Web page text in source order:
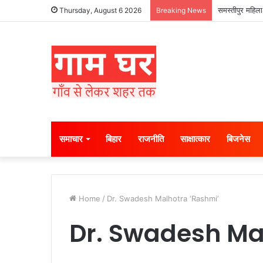
Thursday, August 6 2026 Breaking News समस्तीपुर
समाचार बिहार राजनीति साक्षात्कार बिजनेस
Home / Dr. Swadesh Malhotra ‘Rashmi’
Dr. Swadesh